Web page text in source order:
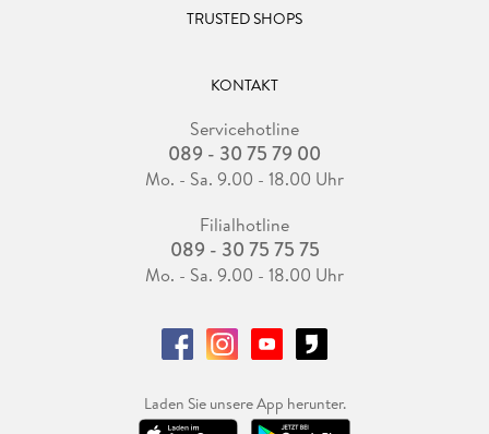
TRUSTED SHOPS
KONTAKT
Servicehotline
089 - 30 75 79 00
Mo. - Sa. 9.00 - 18.00 Uhr
Filialhotline
089 - 30 75 75 75
Mo. - Sa. 9.00 - 18.00 Uhr
Laden Sie unsere App herunter.